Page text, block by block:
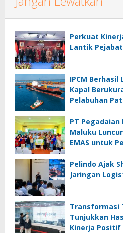
Perkuat
Lantik
IPCM Berhasil
Kapal
Pelabuhan
PT Pegadaian
Maluku
EMAS untuk
Pelindo Ajak
Jaringan
Transformasi
Tunjukkan
Kinerja